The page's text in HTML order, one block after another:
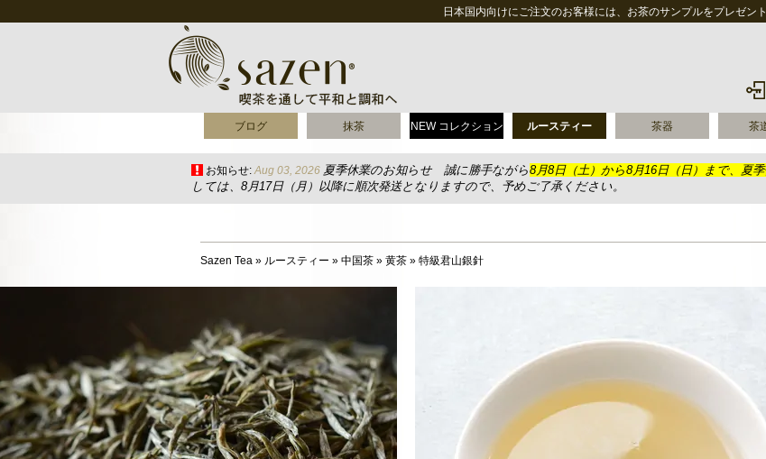
日本国内向けにご注文のお客様には、お茶のサンプルをプレゼント
ブログ 抹茶 NEW コレクション ルースティー 茶器 茶
お知らせ: Aug 03, 2026 夏季休業のお知らせ 誠に勝手ながら8月8日（土）から8月16日（日）まで、夏
しては、8月17日（月）以降に順次発送となりますので、予めご了承ください。
Sazen Tea » ルースティー » 中国茶 » 黄茶 » 特級君山銀針